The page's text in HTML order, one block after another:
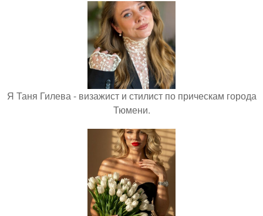
Я Таня Гилева - визажист и стилист по прическам города
Тюмени.